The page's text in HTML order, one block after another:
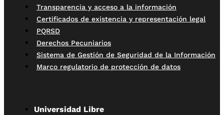
Transparencia y acceso a la información
Certificados de existencia y representación legal
PQRSD
Derechos Pecuniarios
Sistema de Gestión de Seguridad de la Información
Marco regulatorio de protección de datos
Universidad Libre